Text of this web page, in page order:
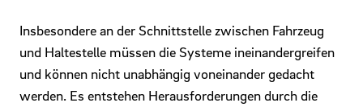
Insbesondere an der Schnittstelle zwischen Fahrzeug
und Haltestelle müssen die Systeme ineinandergreifen
und können nicht unabhängig voneinander gedacht
werden. Es entstehen Herausforderungen durch die